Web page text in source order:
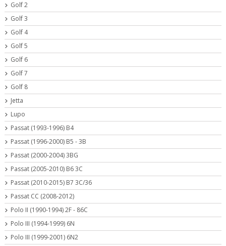
Golf 2
Golf 3
Golf 4
Golf 5
Golf 6
Golf 7
Golf 8
Jetta
Lupo
Passat (1993-1996) B4
Passat (1996-2000) B5 - 3B
Passat (2000-2004) 3BG
Passat (2005-2010) B6 3C
Passat (2010-2015) B7 3C/36
Passat CC (2008-2012)
Polo II (1990-1994) 2F - 86C
Polo III (1994-1999) 6N
Polo III (1999-2001) 6N2